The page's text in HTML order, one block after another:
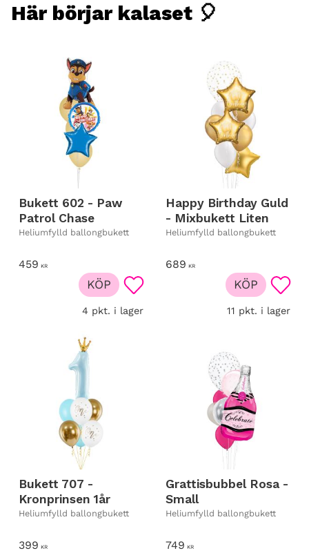
Här börjar kalaset 🎈
Bukett 602 - Paw
Patrol Chase
Heliumfylld ballongbukett
459 KR
Lägg till i favoriter
4 pkt. i lager
KÖP
Happy Birthday Guld
- Mixbukett Liten
Heliumfylld ballongbukett
689 KR
11 pkt. i lager
KÖP
Bukett 707 -
Kronprinsen 1år
Heliumfylld ballongbukett
399 KR
Grattisbubbel Rosa -
Small
Heliumfylld ballongbukett
749 KR